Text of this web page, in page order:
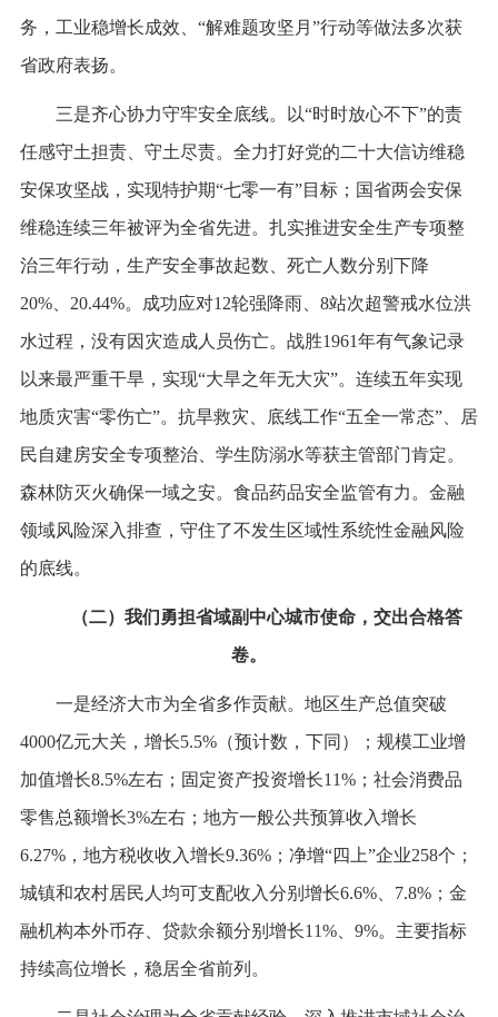
务，工业稳增长成效、“解难题攻坚月”行动等做法多次获
省政府表扬。
三是齐心协力守牢安全底线。以“时时放心不下”的责
任感守土担责、守土尽责。全力打好党的二十大信访维稳
安保攻坚战，实现特护期“七零一有”目标；国省两会安保
维稳连续三年被评为全省先进。扎实推进安全生产专项整
治三年行动，生产安全事故起数、死亡人数分别下降
20%、20.44%。成功应对12轮强降雨、8站次超警戒水位洪
水过程，没有因灾造成人员伤亡。战胜1961年有气象记录
以来最严重干旱，实现“大旱之年无大灾”。连续五年实现
地质灾害“零伤亡”。抗旱救灾、底线工作“五全一常态”、居
民自建房安全专项整治、学生防溺水等获主管部门肯定。
森林防灭火确保一域之安。食品药品安全监管有力。金融
领域风险深入排查，守住了不发生区域性系统性金融风险
的底线。
（二）我们勇担省域副中心城市使命，交出合格答
卷。
一是经济大市为全省多作贡献。地区生产总值突破
4000亿元大关，增长5.5%（预计数，下同）；规模工业增
加值增长8.5%左右；固定资产投资增长11%；社会消费品
零售总额增长3%左右；地方一般公共预算收入增长
6.27%，地方税收收入增长9.36%；净增“四上”企业258个；
城镇和农村居民人均可支配收入分别增长6.6%、7.8%；金
融机构本外币存、贷款余额分别增长11%、9%。主要指标
持续高位增长，稳居全省前列。